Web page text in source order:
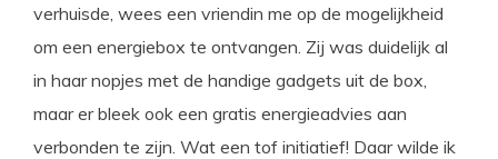
verhuisde, wees een vriendin me op de mogelijkheid
om een energiebox te ontvangen. Zij was duidelijk al
in haar nopjes met de handige gadgets uit de box,
maar er bleek ook een gratis energieadvies aan
verbonden te zijn. Wat een tof initiatief! Daar wilde ik